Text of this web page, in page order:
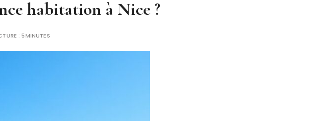
habitation à Nice ?
:5MINUTES